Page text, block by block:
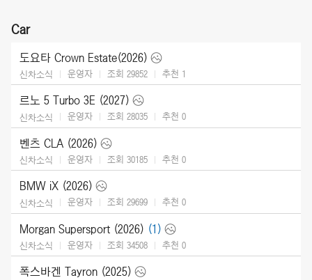
Car
도요타 Crown Estate(2026)
신차소식 운영자 조회 29852 추천 1
르노 5 Turbo 3E (2027)
신차소식 운영자 조회 28035 추천 0
벤츠 CLA (2026)
신차소식 운영자 조회 30185 추천 0
BMW iX (2026)
신차소식 운영자 조회 29699 추천 0
Morgan Supersport (2026) (1)
신차소식 운영자 조회 34508 추천 0
폭스바겐 Tayron (2025)